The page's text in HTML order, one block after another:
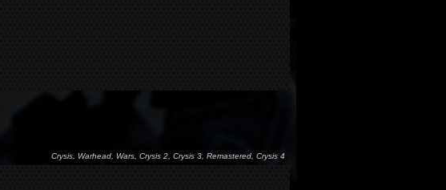
Crysis, Warhead, Wars, Crysis 2, Crysis 3, Remastered, Crysis 4